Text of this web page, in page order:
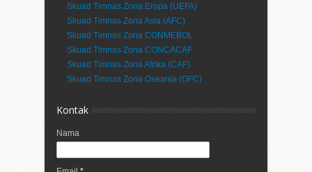
Skuad Timnas Zona Eropa (UEFA)
Skuad Timnas Zona Asia (AFC)
Skuad Timnas Zona CONMEBOL
Skuad Timnas Zona CONCACAF
Skuad Timnas Zona Afrika (CAF)
Skuad Timnas Zona Oseania (OFC)
Kontak
Nama